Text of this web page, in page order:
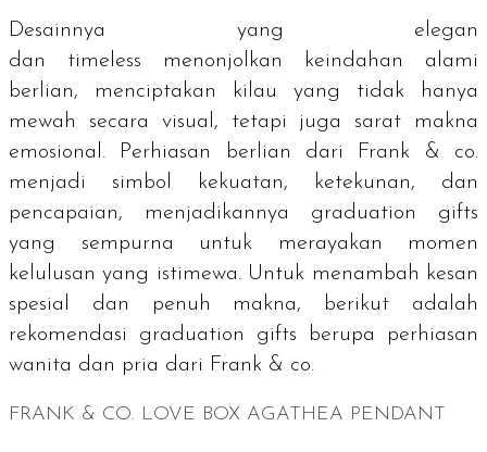
Desainnya yang elegan
dan timeless menonjolkan keindahan alami
berlian, menciptakan kilau yang tidak hanya
mewah secara visual, tetapi juga sarat makna
emosional. Perhiasan berlian dari Frank & co.
menjadi simbol kekuatan, ketekunan, dan
pencapaian, menjadikannya graduation gifts
yang sempurna untuk merayakan momen
kelulusan yang istimewa. Untuk menambah kesan
spesial dan penuh makna, berikut adalah
rekomendasi graduation gifts berupa perhiasan
wanita dan pria dari Frank & co.
FRANK & CO. LOVE BOX AGATHEA PENDANT